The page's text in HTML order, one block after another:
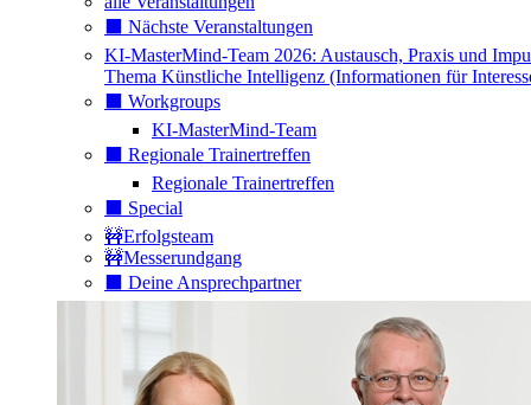
⬛️ Nächste Veranstaltungen
KI-MasterMind-Team 2026: Austausch, Praxis und
Thema Künstliche Intelligenz (Informationen für
⬛️ Workgroups
KI-MasterMind-Team
⬛️ Regionale Trainertreffen
Regionale Trainertreffen
⬛️ Special
🚧Erfolgsteam
🚧Messerundgang
⬛️ Deine Ansprechpartner